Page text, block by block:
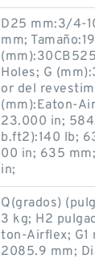
D25 mm:3/4-
mm;
Holes; G
or del
(mm):Eaton-
23.000 in;
b.ft2):140 lb;
00 in; 635
in;
Q(grados)
3 kg; H2
ton-Airflex; G1
2085.9 mm;